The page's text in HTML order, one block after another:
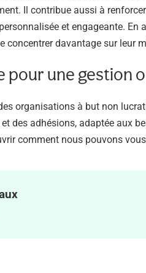
Il contribue aussi à
et engageante.
concentrer davantage sur leur
une gestion
organisations à but non
des adhésions, adaptée aux
comment nous pouvons